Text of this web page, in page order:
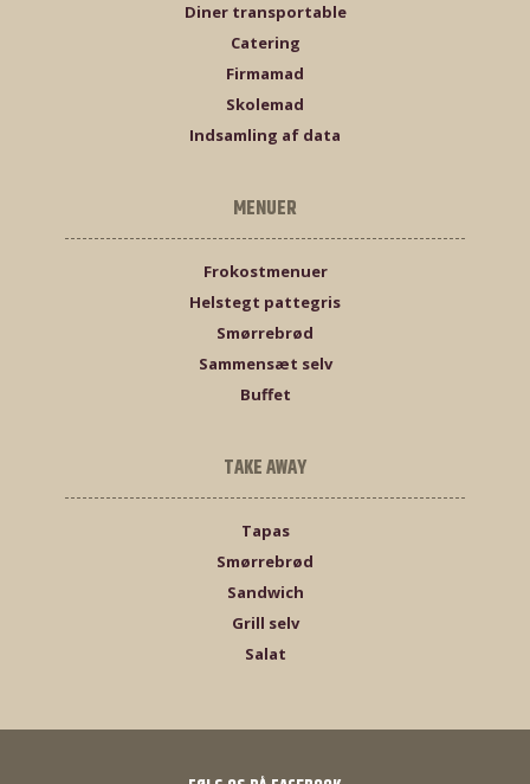
Diner transportable
Catering
Firmamad
Skolemad
Indsamling af data
MENUER
Frokostmenuer
Helstegt pattegris
Smørrebrød
Sammensæt selv
Buffet
TAKE AWAY
Tapas
Smørrebrød
Sandwich
Grill selv
Salat